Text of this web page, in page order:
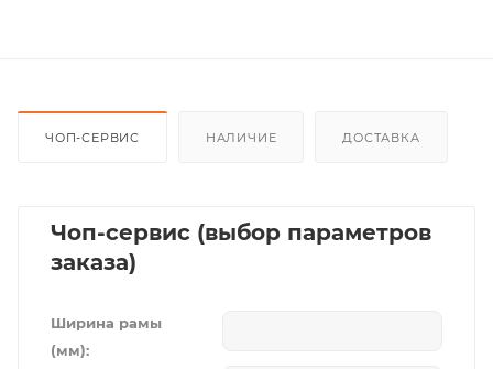
ЧОП-СЕРВИС НАЛИЧИЕ ДОСТАВКА
Чоп-сервис (выбор параметров
заказа)
Ширина рамы
(мм):